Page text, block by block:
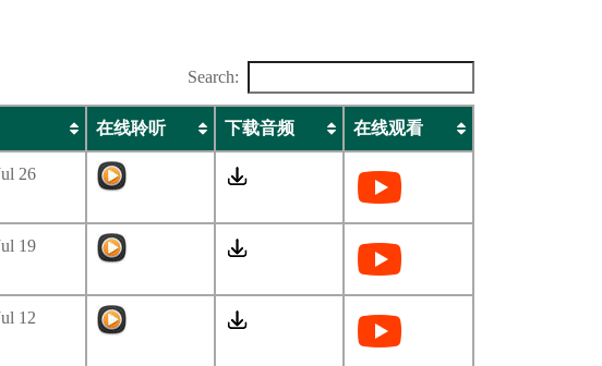
Search:
在线聆听 下载音频 在线观看
26
19
12